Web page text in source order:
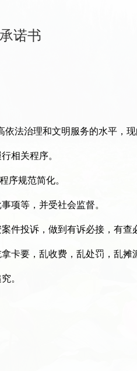
诺书
法治理和文明服务的水平，现
相关程序。
序规范简化。
项等，并受社会监督。
投诉，做到有诉必接，有查
要，乱收费，乱处罚，乱摊
。